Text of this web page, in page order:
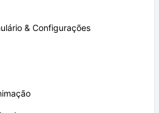
& Configurações